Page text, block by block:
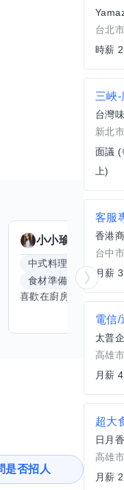
小小瑜 23個
中式料理 食材知識
食材準備
中文
是否招人
台北
時薪
三峽
台灣
新北
面議 (
上)
台中
月薪
電信/
太普
高雄
月薪
超大
日月
高雄
月薪